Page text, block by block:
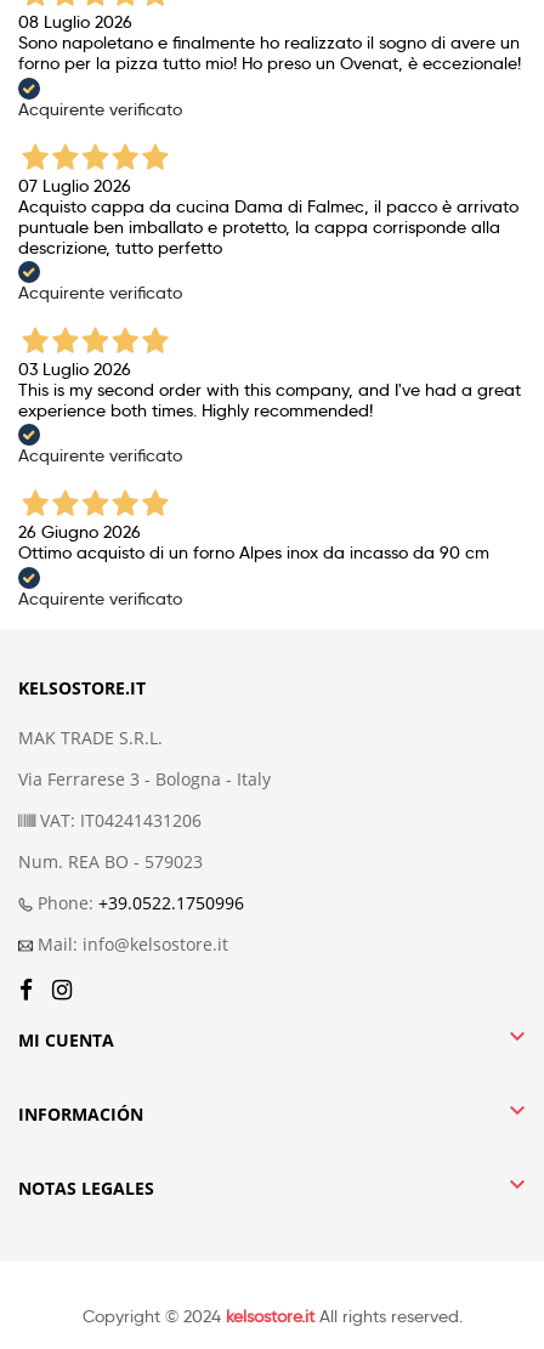
08 Luglio 2026
Sono napoletano e finalmente ho realizzato il sogno di avere un
forno per la pizza tutto mio! Ho preso un Ovenat, è eccezionale!
Acquirente verificato
07 Luglio 2026
Acquisto cappa da cucina Dama di Falmec, il pacco è arrivato
puntuale ben imballato e protetto, la cappa corrisponde alla
descrizione, tutto perfetto
Acquirente verificato
03 Luglio 2026
This is my second order with this company, and I've had a great
experience both times. Highly recommended!
Acquirente verificato
26 Giugno 2026
Ottimo acquisto di un forno Alpes inox da incasso da 90 cm
Acquirente verificato
KELSOSTORE.IT
MAK TRADE S.R.L.
Via Ferrarese 3 - Bologna - Italy
VAT: IT04241431206
Num. REA BO - 579023
Phone: +39.0522.1750996
Mail: info@kelsostore.it
MI CUENTA 
INFORMACIÓN 
NOTAS LEGALES 
Copyright © 2024 kelsostore.itAll rights reserved.